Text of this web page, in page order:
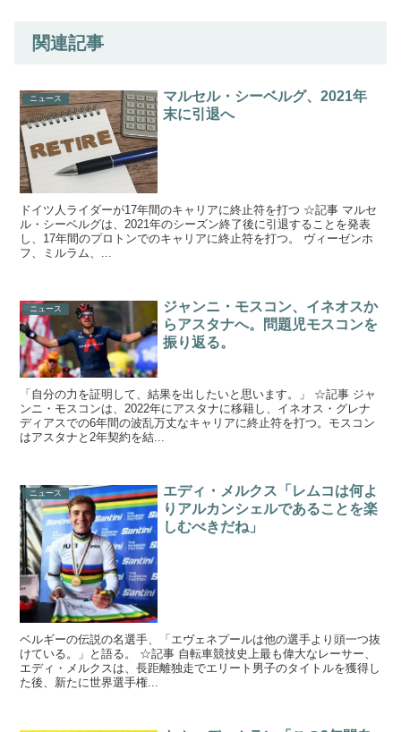
関連記事
ニュース
マルセル・シーベルグ、2021年
末に引退へ
ドイツ人ライダーが17年間のキャリアに終止符を打つ ☆記事 マルセ
ル・シーベルグは、2021年のシーズン終了後に引退することを発表
し、17年間のプロトンでのキャリアに終止符を打つ。 ヴィーゼンホ
フ、ミルラム、...
ニュース
ジャンニ・モスコン、イネオスか
らアスタナへ。問題児モスコンを
振り返る。
「自分の力を証明して、結果を出したいと思います。」 ☆記事 ジャ
ンニ・モスコンは、2022年にアスタナに移籍し、イネオス・グレナ
ディアスでの6年間の波乱万丈なキャリアに終止符を打つ。モスコン
はアスタナと2年契約を結...
ニュース
エディ・メルクス「レムコは何よ
りアルカンシェルであることを楽
しむべきだね」
ベルギーの伝説の名選手、「エヴェネプールは他の選手より頭一つ抜
けている。」と語る。 ☆記事 自転車競技史上最も偉大なレーサー、
エディ・メルクスは、長距離独走でエリート男子のタイトルを獲得し
た後、新たに世界選手権...